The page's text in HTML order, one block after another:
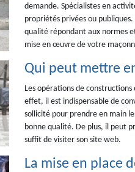
demande. Spécialistes en
propriétés privées ou
qualité répondant aux normes
mise en œuvre de votre
Qui peut mettre
Les opérations de constructions
effet, il est indispensable de
sollicité pour prendre en main
bonne qualité. De plus, il peut
suffit de visiter son site web.
La mise en place